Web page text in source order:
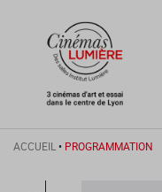
ACCUEIL • PROGRAMMATION